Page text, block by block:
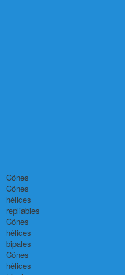
Cônes
Cônes
hélices
repliables
Cônes
hélices
bipales
Cônes
hélices